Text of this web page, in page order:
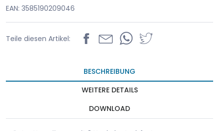
EAN: 3585190209046
Teile diesen Artikel:
BESCHREIBUNG
WEITERE DETAILS
DOWNLOAD